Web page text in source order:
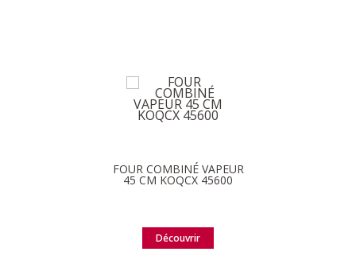
FOUR COMBINÉ VAPEUR
45 CM KOQCX 45600
Découvrir